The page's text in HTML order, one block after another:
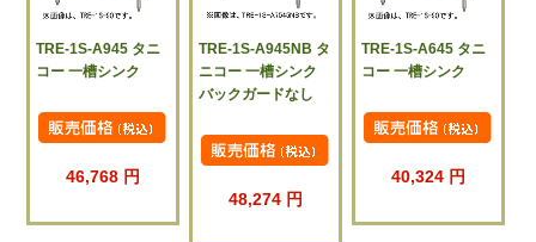
TRE-1S-A945 タニ
コー 一槽シンク
46,768 円
TRE-1S-A945NB タ
ニコー 一槽シンク
バックガードなし
48,274 円
TRE-1S-A645 タニ
コー 一槽シンク
40,324 円